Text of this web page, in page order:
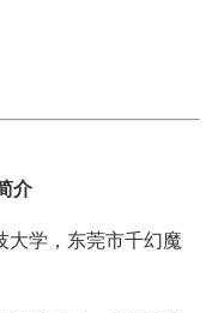
介
学， 东莞市千幻魔